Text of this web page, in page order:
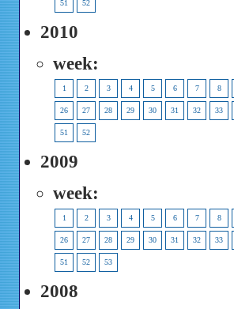
51 52
2010
week:
1 2 3 4 5 6 7 8
26 27 28 29 30 31 32 33
51 52
2009
week:
1 2 3 4 5 6 7 8
26 27 28 29 30 31 32 33
51 52 53
2008